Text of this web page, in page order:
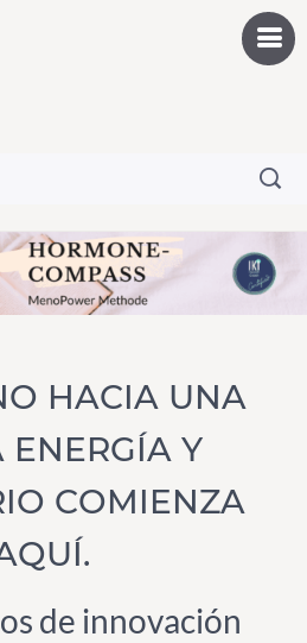
HACIA UNA
ENERGÍA Y
COMIENZA
de innovación